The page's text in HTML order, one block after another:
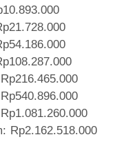
Rp2.162.518.000